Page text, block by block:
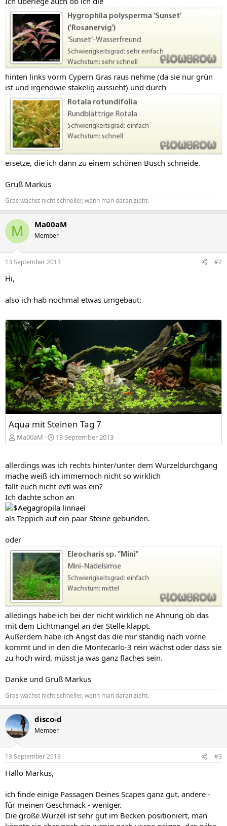
hinten links vorm Cypern Gras raus nehme (da sie nur grün
ist und irgendwie stakelig aussieht) und durch
ersetze, die ich dann zu einem schönen Busch schneide.
Gruß Markus
Gras wächst nicht schneller, wenn man daran zieht.
M Ma00aM
Member
13 September 2013 #2
Hi,
also ich hab nochmal etwas umgebaut:
Aqua mit Steinen Tag 7
Ma00aM 13 September 2013
allerdings was ich rechts hinter/unter dem Wurzeldurchgang
mache weiß ich immernoch nicht so wirklich
fällt euch nicht evtl was ein?
Ich dachte schon an
als Teppich auf ein paar Steine gebunden.
oder
alledings habe ich bei der nicht wirklich ne Ahnung ob das
mit dem Lichtmangel an der Stelle klappt.
Außerdem habe ich Angst das die mir ständig nach vorne
kommt und in den die Montecarlo-3 rein wächst oder dass sie
zu hoch wird, müsst ja was ganz flaches sein.
Danke und Gruß Markus
Gras wächst nicht schneller, wenn man daran zieht.
disco-d
Member
13 September 2013 #3
Hallo Markus,
ich finde einige Passagen Deines Scapes ganz gut, andere -
für meinen Geschmack - weniger.
Die große Wurzel ist sehr gut im Becken positioniert, man